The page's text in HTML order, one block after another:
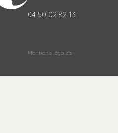
04 50 02 82 13
Mentions légales